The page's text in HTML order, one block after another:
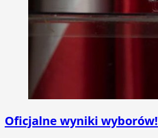
Oficjalne wyniki wyborów!